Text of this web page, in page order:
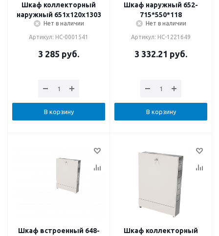
Шкаф коллекторный
наружный 651х120х1303
Нет в наличии
Артикул: НС-0001541
3 285 руб.
В корзину
Шкаф наружный 652-
715*550*118
Нет в наличии
Артикул: НС-1221649
3 332.21 руб.
В корзину
Шкаф встроенный 648-
Шкаф коллекторный